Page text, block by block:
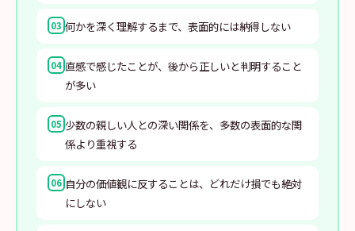
03 何かを深く理解するまで、表面的には納得しない
04 直感で感じたことが、後から正しいと判明すること
が多い
05 少数の親しい人との深い関係を、多数の表面的な関
係より重視する
06 自分の価値観に反することは、どれだけ損でも絶対
にしない